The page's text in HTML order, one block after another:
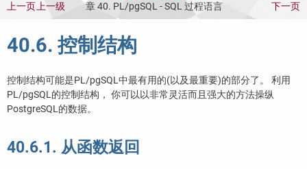
上一页上一级 章 40. PL/pgSQL-SQL过程语言 下一页
40.6. 控制结构
控制结构可能是PL/pgSQL中最有用的(以及最重要)的部分了。 利用
PL/pgSQL的控制结构， 你可以以非常灵活而且强大的方法操纵
PostgreSQL的数据。
40.6.1. 从函数返回